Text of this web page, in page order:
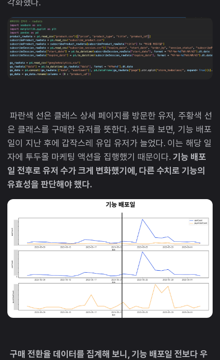
각화했다.
파란색 선은 클래스 상세 페이지를 방문한 유저, 주황색 선
은 클래스를 구매한 유저를 뜻한다. 차트를 보면, 기능 배포
일이 지난 후에 갑작스레 유입 유저가 늘었다. 이는 해당 일
자에 투두몰 마케팅 액션을 집행했기 때문이다.기능 배포
일 전후로 유저 수가 크게 변화했기에, 다른 수치로 기능의
유효성을 판단해야 했다.
구매 전환율 데이터를 집계해 보니, 기능 배포일 전보다 우